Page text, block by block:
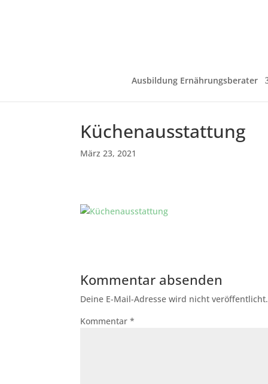
Ausbildung Ernährungsberater
Küchenausstattung
März 23, 2021
Kommentar absenden
Deine E-Mail-Adresse wird nicht veröffentlicht.
Kommentar*